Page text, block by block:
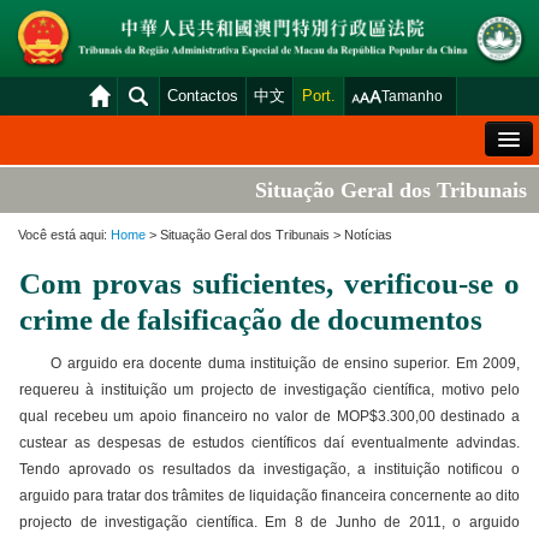
Contactos 中文 Port. Tamanho
Situação Geral dos Tribunais
Distribuição e Marcação
Estatística
Consulta das declarações de rendimentos
Download
Plataforma electrónica dos tribunais
Situação Geral dos Tribunais
Você está aqui: Home > Situação Geral dos Tribunais > Notícias
Com provas suficientes, verificou-se o
crime de falsificação de documentos
O arguido era docente duma instituição de ensino superior. Em 2009,
requereu à instituição um projecto de investigação científica, motivo pelo
qual recebeu um apoio financeiro no valor de MOP$3.300,00 destinado a
custear as despesas de estudos científicos daí eventualmente advindas.
Tendo aprovado os resultados da investigação, a instituição notificou o
arguido para tratar dos trâmites de liquidação financeira concernente ao dito
projecto de investigação científica. Em 8 de Junho de 2011, o arguido